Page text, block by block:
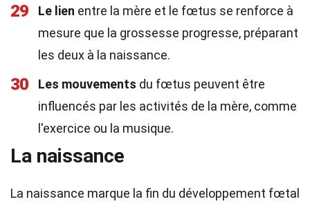
29 Le lien entre la mère et le fœtus se renforce à
mesure que la grossesse progresse, préparant
les deux à la naissance.
30 Les mouvements du fœtus peuvent être
influencés par les activités de la mère, comme
l'exercice ou la musique.
La naissance
La naissance marque la fin du développement fœtal